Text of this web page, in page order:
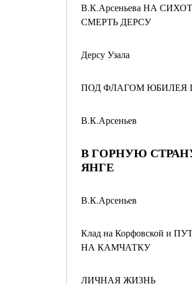
В.К.Арсеньева НА
СМЕРТЬ ДЕРСУ
Дерсу Узала
ПОД ФЛАГОМ ЮБИЛЕЯ
В.К.Арсеньев
В ГОРНУЮ
ЯНГЕ
В.К.Арсеньев
Клад на Корфовской и
НА КАМЧАТКУ
ЛИЧНАЯ ЖИЗНЬ